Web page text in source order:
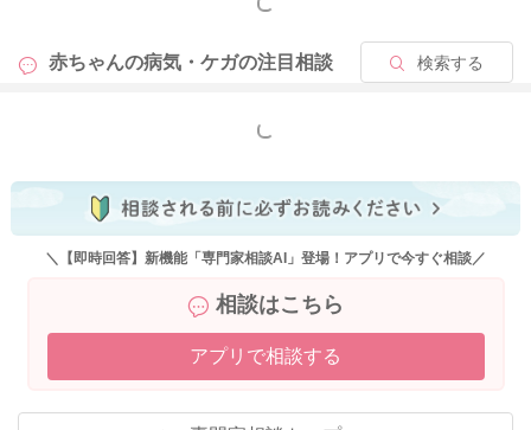
赤ちゃんの病気・ケガの注目相談 検索する
もっと見る
＼【即時回答】新機能「専門家相談AI」登場！アプリで今すぐ相談／
相談はこちら
アプリで相談する